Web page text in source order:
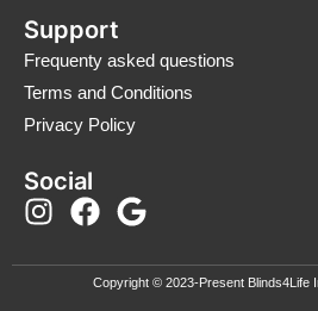
Support
Frequenty asked questions
Terms and Conditions
Privacy Policy
Social
I
s
F
c
e
G
o
g
Copyright © 2023-Present Blinds4Life